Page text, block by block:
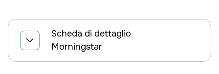
Scheda di dettaglio
Morningstar